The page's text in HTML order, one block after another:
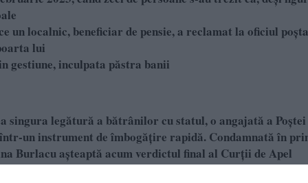
localnic, beneficiar de pensie, a reclamat la oficiul
lui
gestiune, inculpata păstra banii
singura legătură a bătrânilor cu statul, o angajată a Poștei
un instrument de îmbogățire rapidă. Condamnată în
Burlacu așteaptă acum verdictul final al Curții de Apel
sistemului de distribuție a banilor publici.